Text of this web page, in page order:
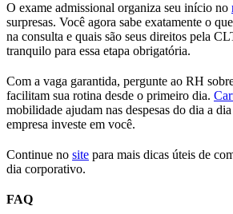
O exame admissional organiza seu início no
surpresas. Você agora sabe exatamente o
na consulta e quais são seus direitos pela
tranquilo para essa etapa obrigatória.
Com a vaga garantida, pergunte ao RH
facilitam sua rotina desde o primeiro dia.
mobilidade ajudam nas despesas do dia a
empresa investe em você.
Continue no site para mais dicas úteis de
dia corporativo.
FAQ